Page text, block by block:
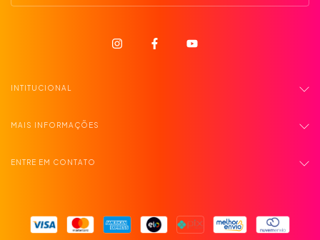
INTITUCIONAL
MAIS INFORMAÇÕES
ENTRE EM CONTATO